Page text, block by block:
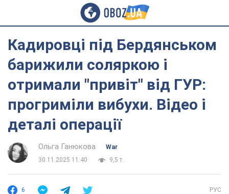
Кадировці під Бердянськом
барижили соляркою і
отримали "привіт" від ГУР:
прогриміли вибухи. Відео і
деталі операції
Ольга Ганюкова
War
30.11.2025 11:40
9,5 т.
6 РУС